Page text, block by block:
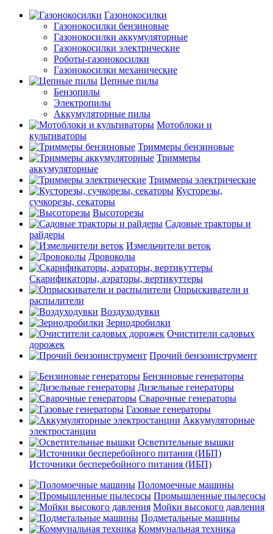
Газонокосилки
Газонокосилки бензиновые
Газонокосилки аккумуляторные
Газонокосилки электрические
Роботы-газонокосилки
Газонокосилки механические
Цепные пилы
Бензопилы
Электропилы
Аккумуляторные пилы
Мотоблоки и
культиваторы
Триммеры бензиновые
Триммеры
аккумуляторные
Триммеры электрические
Кусторезы,
сучкорезы, секаторы
Высоторезы
Садовые тракторы и
райдеры
Измельчители веток
Дровоколы
Скарификаторы, аэраторы, вертикуттеры
Опрыскиватели и
распылители
Воздуходувки
Зернодробилки
Очистители садовых
дорожек
Прочий бензоинструмент
Бензиновые генераторы
Дизельные генераторы
Сварочные генераторы
Газовые генераторы
Аккумуляторные
электростанции
Осветительные вышки
Источники бесперебойного питания (ИБП)
Поломоечные машины
Промышленные пылесосы
Мойки высокого давления
Подметальные машины
Коммунальная техника